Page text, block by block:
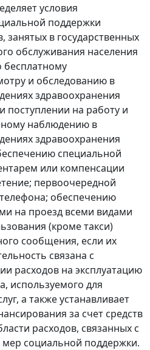
условия
поддержки
занятых в государственных
обслуживания населения
бесплатному
и обследованию в
здравоохранения
поступлении на работу и
наблюдению в
здравоохранения
специальной
или компенсации
первоочередной
обеспечению
на проезд всеми видами
(кроме такси)
сообщения, если их
связана с
расходов на эксплуатацию
используемого для
а также устанавливает
за счет средств
расходов, связанных с
мер социальной поддержки.